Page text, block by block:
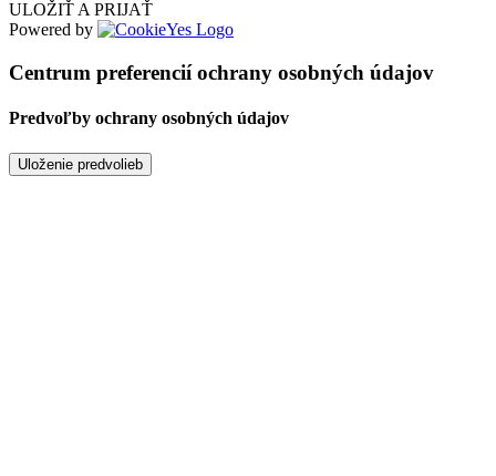
ULOŽIŤ A PRIJAŤ
Powered by
Centrum preferencií ochrany osobných údajov
Predvoľby ochrany osobných údajov